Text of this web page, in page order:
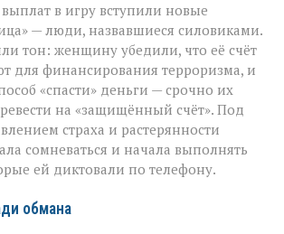
в игру вступили новые
— люди, назвавшиеся силовиками.
тон: женщину убедили, что её счёт
для финансирования терроризма, и
«спасти» деньги — срочно их
на «защищённый счёт». Под
страха и растерянности
сомневаться и начала выполнять
ей диктовали по телефону.
обмана